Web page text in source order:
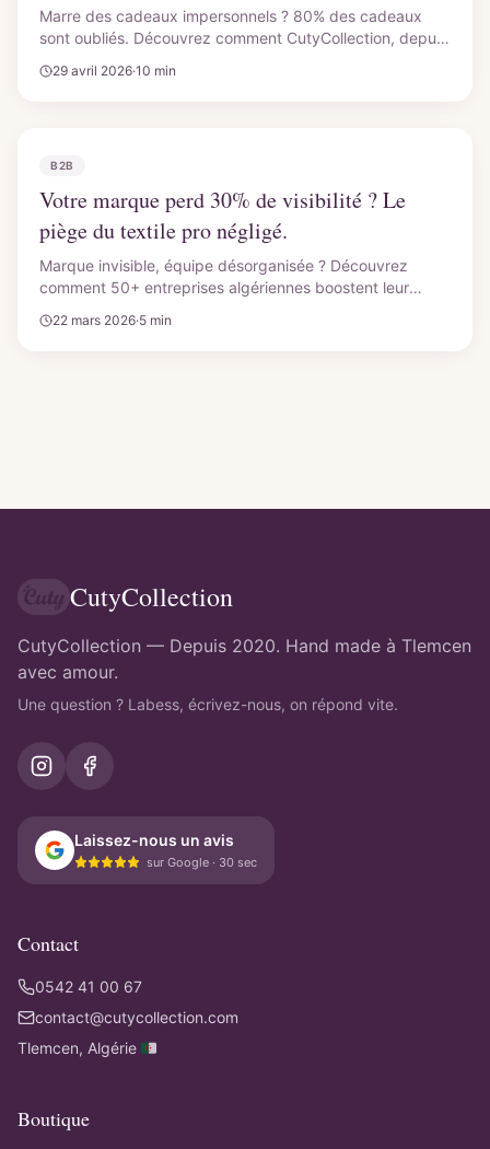
Marre des cadeaux impersonnels ? 80% des cadeaux
sont oubliés. Découvrez comment CutyCollection, depuis
unique. Évitez l'erreur coûteuse !
29 avril 2026·10 min
B2B
Votre marque perd 30% de visibilité ? Le
piège du textile pro négligé.
Marque invisible, équipe désorganisée ? Découvrez
comment 50+ entreprises algériennes boostent leur
elles.
22 mars 2026·5 min
CutyCollection
CutyCollection — Depuis 2020. Hand made à Tlemcen
avec amour.
Une question ? Labess, écrivez-nous, on répond vite.
Laissez-nous un avis
sur Google · 30 sec
Contact
0542 41 00 67
contact@cutycollection.com
Tlemcen, Algérie 🇩🇿
Boutique